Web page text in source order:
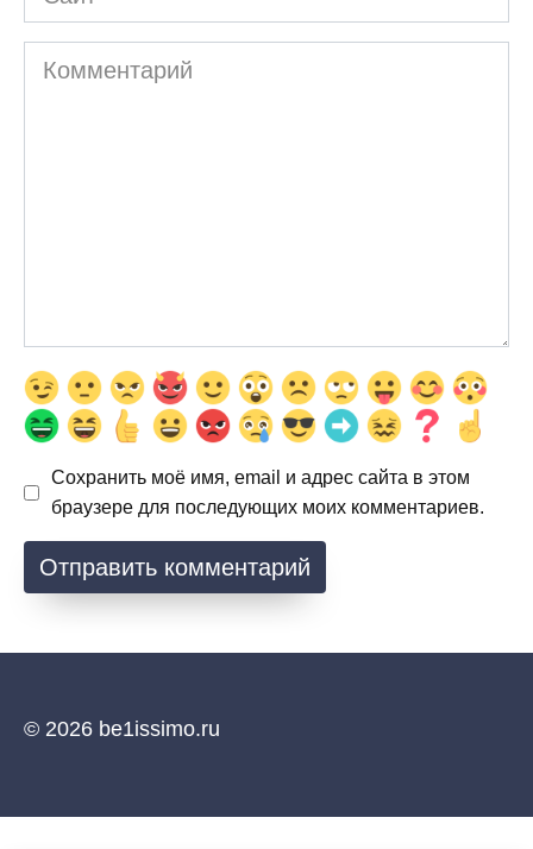
Комментарий
Сохранить моё имя, email и адрес сайта в этом
браузере для последующих моих комментариев.
© 2026 be1issimo.ru